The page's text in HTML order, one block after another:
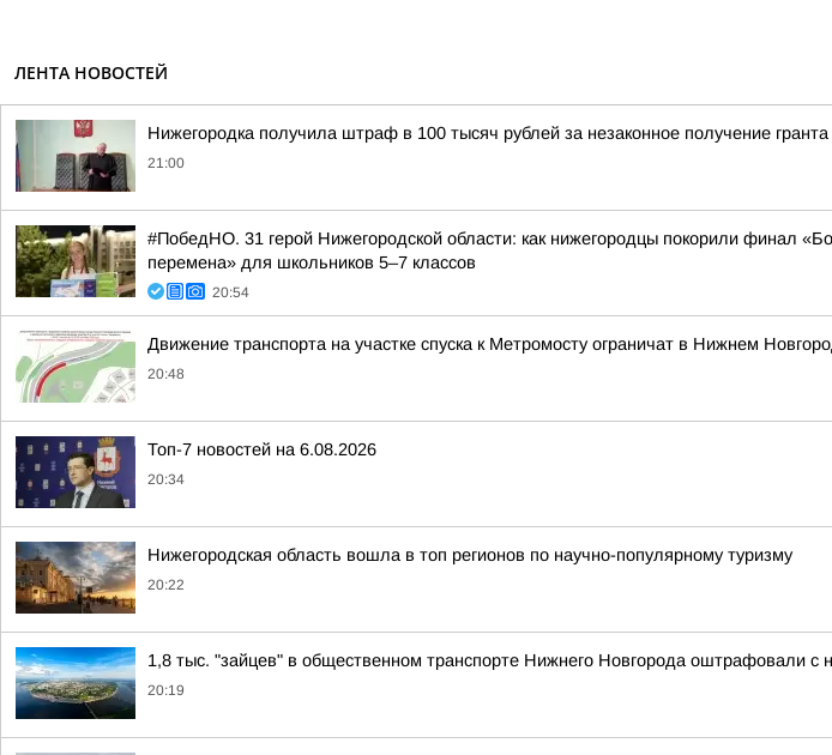
ЛЕНТА НОВОСТЕЙ
Нижегородка получила штраф в 100 тысяч рублей за незаконное получение гранта
21:00
#ПобедНО. 31 герой Нижегородской области: как нижегородцы покорили финал
перемена» для школьников 5–7 классов
20:54
Движение транспорта на участке спуска к Метромосту ограничат в Нижнем
20:48
Топ-7 новостей на 6.08.2026
20:34
Нижегородская область вошла в топ регионов по научно-популярному туризму
20:22
1,8 тыс. "зайцев" в общественном транспорте Нижнего Новгорода оштрафовали с
20:19